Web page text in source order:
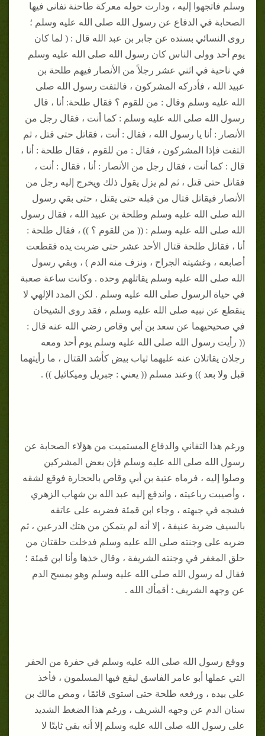
وسلم فاتجهوا إليه ، ودارت حوله معركة طاحنة تفانى فيها
الصحابة في الدفاع عن رسول الله صلى الله عليه وسلم ؛
روى النسائي بسنده عن جابر بن عبد الله قال : ( لما كان
يوم أحد وولى الناس كان رسول الله صلى الله عليه وسلم
في ناحية في اثني عشر رجلاً من الأنصار فيهم طلحة بن
عبيد الله ، فأدركه المشركون ، فالتفت رسول الله صلى
الله عليه وسلم وقال : من للقوم ؟ فقال طلحة: أنا ، قال
رسول الله صلى الله عليه وسلم : كما أنت ، فقال رجل من
الأنصار : أنا يا رسول الله ، فقال : أنت ، فقاتل حتى قتل ، ثم
التفت فإذا المشركون ، فقال : من للقوم ، فقال طلحة : أنا ،
قال : كما أنت ، فقال رجل من الأنصار : أنا ، فقال : أنت ،
فقاتل حتى قتل ، ثم لم يزل يقول ذلك ويخرج إليه رجل من
الأنصار فيقاتل قتال من قبله حتى يقتل ، حتى بقي رسول
الله صلى الله عليه وسلم وطلحة بن عبيد الله ، فقال رسول
الله صلى الله عليه وسلم : (( من للقوم ؟ )) ، فقال طلحة :
أنا ، فقاتل طلحة قتال الأحد عشر حتى ضربت يده فقطعت
أصابعه ، وغشيته الجراح ، ونزف منه الدم ) ، وبقي رسول
الله صلى الله عليه وسلم يقاتلهم وحده . وكانت ساعة صعبة
في حياة الرسول صلى الله عليه وسلم . لكن المدد الإلهي لا
ينقطع عن نبيه صلى الله عليه وسلم ، فقد روى الشيخان
في صحيحيهما عن سعد بن أبي وقاص رضي الله عنه قال :
(( رأيت رسول الله صلى الله عليه وسلم يوم أحد ومعه
رجلان يقاتلان عنه عليهما ثياب بيض كأشد القتال ، ما رأيتهما
قبل ولا بعد )) وعند مسلم (( يعني : جبريل وميكائيل )) .
ورغم هذا التفاني والدفاع المستميت من هؤلاء الصحابة عن
رسول الله صلى الله عليه وسلم فإن بعض المشركين
وصلوا إليه ، فرماه عتبة بن أبي وقاص بالحجارة فوقع لشقه
، وأصيبت رباعيته ، واندفع إليه عبد الله بن شهاب الزهري
فشجه في جبهته ، وجاء ابن قمئة فضربه على عاتقه
بالسيف ضربة عنيفة ، إلا أنه لم يتمكن من هتك الدرعين ، ثم
ضربه على وجنته صلى الله عليه وسلم فدخلت حلقتان من
حلق المغفر في وجنته الشريفة ، وقال خذها وأنا ابن قمئة ؛
فقال له رسول الله صلى الله عليه وسلم وهو يمسح الدم
عن وجهه الشريف : أقمأك الله .
ووقع رسول الله صلى الله عليه وسلم في حفرة من الحفر
التي عملها أبو عامر الفاسق ليقع فيها المسلمون ، فأخذ
علي بيده ، ورفعه طلحة حتى استوى قائمًا ، ومص مالك بن
سنان الدم عن وجهه الشريف ، ورغم هذا الضغط الشديد
على رسول الله صلى الله عليه وسلم إلا أنه بقي ثابتًا لا